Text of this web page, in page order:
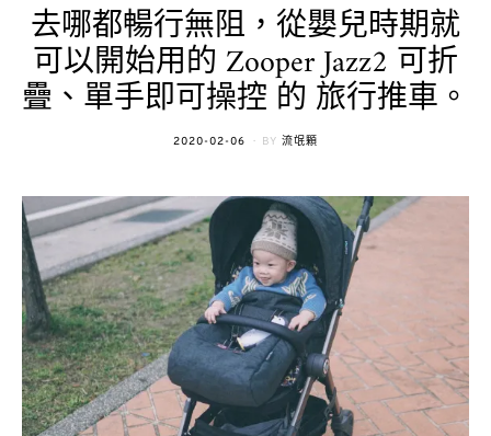
去哪都暢行無阻，從嬰兒時期就
可以開始用的 Zooper Jazz2 可折
疊、單手即可操控 的 旅行推車。
POSTED
2020-02-06 BY 流氓顆